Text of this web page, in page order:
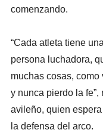
comenzando.
“Cada atleta tiene
persona luchadora,
muchas cosas,
y nunca pierdo la
avileño, quien
la defensa del arco.